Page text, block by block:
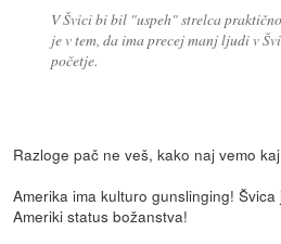
V Švici bi bil "uspeh" strelca
je v tem, da ima precej manj ljudi v
početje.
Razloge pač ne veš, kako naj vemo
Amerika ima kulturo gunslinging!
Ameriki status božanstva!